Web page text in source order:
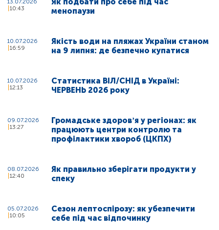
13.07.2026
10:43
Як подбати про себе під час
менопаузи
10.07.2026
16:59
Якість води на пляжах України станом
на 9 липня: де безпечно купатися
10.07.2026
12:13
Статистика ВІЛ/СНІД в Україні:
ЧЕРВЕНЬ 2026 року
09.07.2026
13:27
Громадське здоровʼя у регіонах: як
працюють центри контролю та
профілактики хвороб (ЦКПХ)
08.07.2026
12:40
Як правильно зберігати продукти у
спеку
05.07.2026
10:05
Сезон лептоспірозу: як убезпечити
себе під час відпочинку